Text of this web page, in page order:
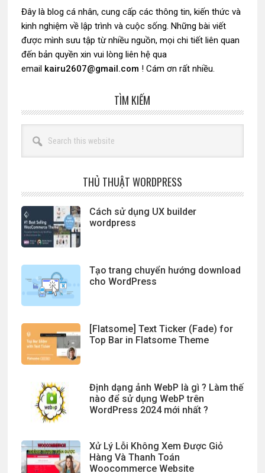
Đây là blog cá nhân, cung cấp các thông tin, kiến thức và
kinh nghiệm về lập trình và cuộc sống. Những bài viết
được mình sưu tập từ nhiều nguồn, mọi chi tiết liên quan
đến bản quyền xin vui lòng liên hệ qua
email kairu2607@gmail.com ! Cám ơn rất nhiều.
TÌM KIẾM
this
website
THỦ THUẬT WORDPRESS
Cách sử dụng UX builder
wordpress
Tạo trang chuyển hướng download
cho WordPress
[Flatsome] Text Ticker (Fade) for
Top Bar in Flatsome Theme
Định dạng ảnh WebP là gì ? Làm thế
nào để sử dụng WebP trên
WordPress 2024 mới nhất ?
Xử Lý Lỗi Không Xem Được Giỏ
Hàng Và Thanh Toán
Woocommerce Website